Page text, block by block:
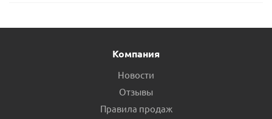
Компания
Новости
Отзывы
Правила продаж